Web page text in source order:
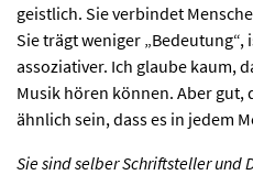
geistlich. Sie verbindet
Sie trägt weniger „Bedeutung“,
assoziativer. Ich glaube kaum,
Musik hören können. Aber gut,
ähnlich sein, dass es in jedem
Sie sind selber Schriftsteller und